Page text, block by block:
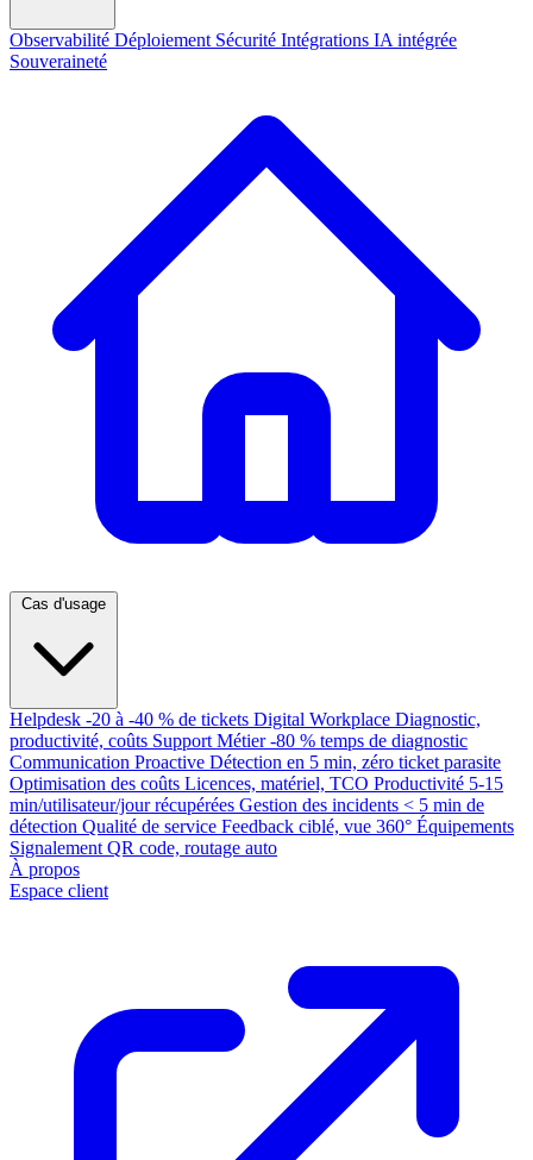
Observabilité Déploiement Sécurité Intégrations IA intégrée
Souveraineté
Helpdesk -20 à -40 % de tickets Digital Workplace Diagnostic,
productivité, coûts Support Métier -80 % temps de diagnostic
Communication Proactive Détection en 5 min, zéro ticket parasite
Optimisation des coûts Licences, matériel, TCO Productivité 5-15
min/utilisateur/jour récupérées Gestion des incidents < 5 min de
détection Qualité de service Feedback ciblé, vue 360° Équipements
Signalement QR code, routage auto
À propos
Espace client